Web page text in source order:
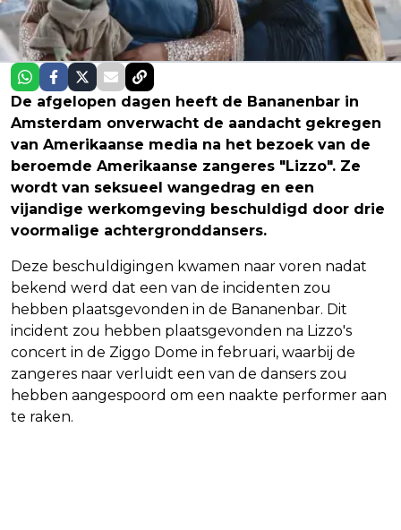
De afgelopen dagen heeft de Bananenbar in
Amsterdam onverwacht de aandacht gekregen
van Amerikaanse media na het bezoek van de
beroemde Amerikaanse zangeres "Lizzo". Ze
wordt van seksueel wangedrag en een
vijandige werkomgeving beschuldigd door drie
voormalige achtergronddansers.
Deze beschuldigingen kwamen naar voren nadat
bekend werd dat een van de incidenten zou
hebben plaatsgevonden in de Bananenbar. Dit
incident zou hebben plaatsgevonden na Lizzo's
concert in de Ziggo Dome in februari, waarbij de
zangeres naar verluidt een van de dansers zou
hebben aangespoord om een naakte performer aan
te raken.